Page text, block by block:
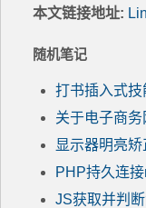
本文链接地址:
随机笔记
打书插入式技
关于电子商
显示器明亮矫
PHP持久连
JS获取并判